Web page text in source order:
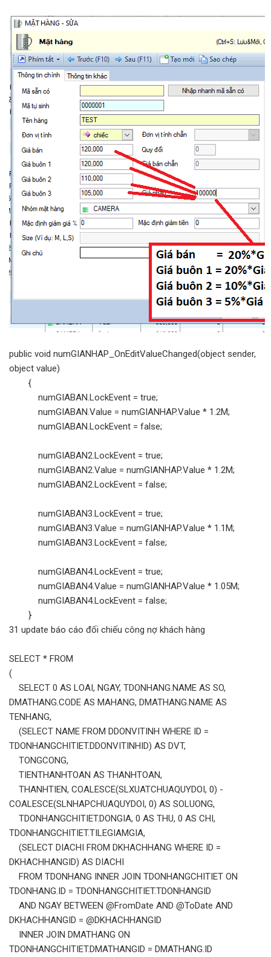
public void numGIANHAP_OnEditValueChanged(object sender,
object value)
{
numGIABAN.LockEvent = true;
numGIABAN.Value = numGIANHAP.Value * 1.2M;
numGIABAN.LockEvent = false;
numGIABAN2.LockEvent = true;
numGIABAN2.Value = numGIANHAP.Value * 1.2M;
numGIABAN2.LockEvent = false;
numGIABAN3.LockEvent = true;
numGIABAN3.Value = numGIANHAP.Value * 1.1M;
numGIABAN3.LockEvent = false;
numGIABAN4.LockEvent = true;
numGIABAN4.Value = numGIANHAP.Value * 1.05M;
numGIABAN4.LockEvent = false;
}
31 update báo cáo đối chiếu công nợ khách hàng
SELECT * FROM
(
SELECT 0 AS LOAI, NGAY, TDONHANG.NAME AS SO,
DMATHANG.CODE AS MAHANG, DMATHANG.NAME AS
TENHANG,
(SELECT NAME FROM DDONVITINH WHERE ID =
TDONHANGCHITIET.DDONVITINHID) AS DVT,
TONGCONG,
TIENTHANHTOAN AS THANHTOAN,
THANHTIEN, COALESCE(SLXUATCHUAQUYDOI, 0) -
COALESCE(SLNHAPCHUAQUYDOI, 0) AS SOLUONG,
TDONHANGCHITIET.DONGIA, 0 AS THU, 0 AS CHI,
TDONHANGCHITIET.TILEGIAMGIA,
(SELECT DIACHI FROM DKHACHHANG WHERE ID =
DKHACHHANGID) AS DIACHI
FROM TDONHANG INNER JOIN TDONHANGCHITIET ON
TDONHANG.ID = TDONHANGCHITIET.TDONHANGID
AND NGAY BETWEEN @FromDate AND @ToDate AND
DKHACHHANGID = @DKHACHHANGID
INNER JOIN DMATHANG ON
TDONHANGCHITIET.DMATHANGID = DMATHANG.ID